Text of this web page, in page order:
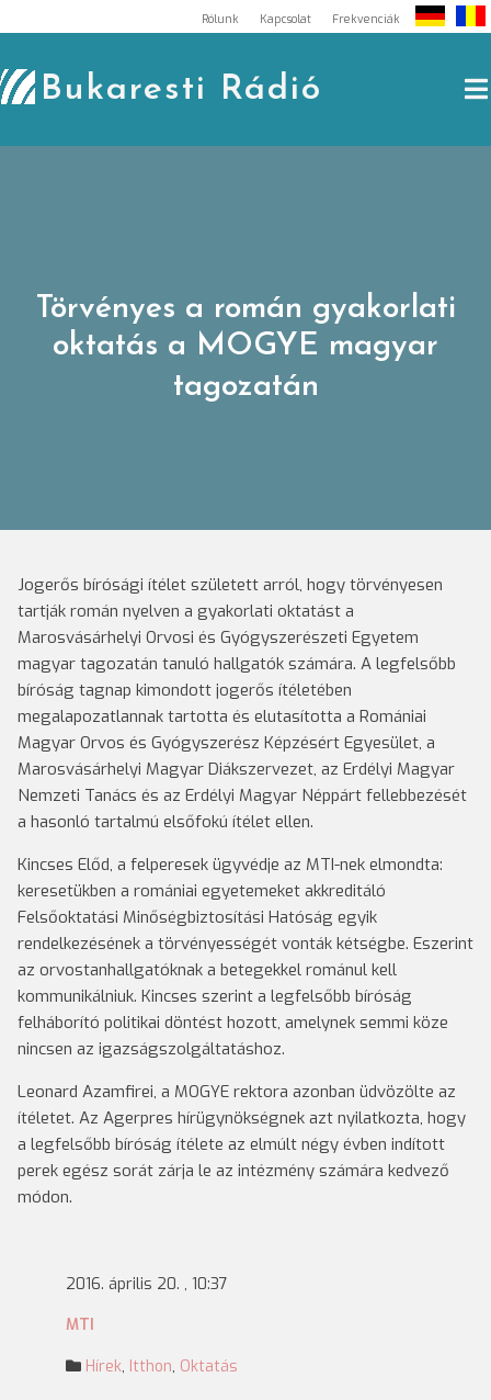
to
content
Rólunk Kapcsolat Frekvenciák
Bukaresti Rádió
Törvényes a román gyakorlati
oktatás a MOGYE magyar
tagozatán
Jogerős bírósági ítélet született arról, hogy törvényesen
tartják román nyelven a gyakorlati oktatást a
Marosvásárhelyi Orvosi és Gyógyszerészeti Egyetem
magyar tagozatán tanuló hallgatók számára. A legfelsőbb
bíróság tagnap kimondott jogerős ítéletében
megalapozatlannak tartotta és elutasította a Romániai
Magyar Orvos és Gyógyszerész Képzésért Egyesület, a
Marosvásárhelyi Magyar Diákszervezet, az Erdélyi Magyar
Nemzeti Tanács és az Erdélyi Magyar Néppárt fellebbezését
a hasonló tartalmú elsőfokú ítélet ellen.
Kincses Előd, a felperesek ügyvédje az MTI-nek elmondta:
keresetükben a romániai egyetemeket akkreditáló
Felsőoktatási Minőségbiztosítási Hatóság egyik
rendelkezésének a törvényességét vonták kétségbe. Eszerint
az orvostanhallgatóknak a betegekkel románul kell
kommunikálniuk. Kincses szerint a legfelsőbb bíróság
felháborító politikai döntést hozott, amelynek semmi köze
nincsen az igazságszolgáltatáshoz.
Leonard Azamfirei, a MOGYE rektora azonban üdvözölte az
ítéletet. Az Agerpres hírügynökségnek azt nyilatkozta, hogy
a legfelsőbb bíróság ítélete az elmúlt négy évben indított
perek egész sorát zárja le az intézmény számára kedvező
módon.
2016. április 20. , 10:37
MTI
Hírek, Itthon, Oktatás